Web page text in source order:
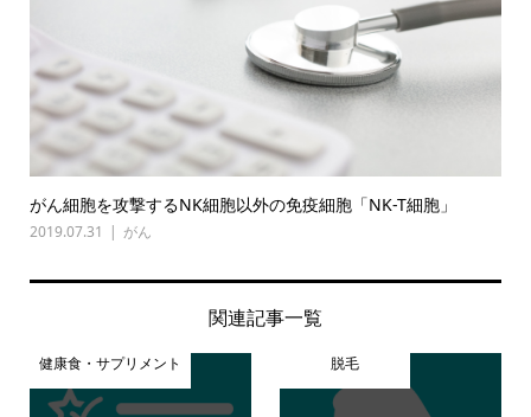
がん細胞を攻撃するNK細胞以外の免疫細胞「NK-T細胞」
2019.07.31 がん
関連記事一覧
健康食・サプリメント 脱毛